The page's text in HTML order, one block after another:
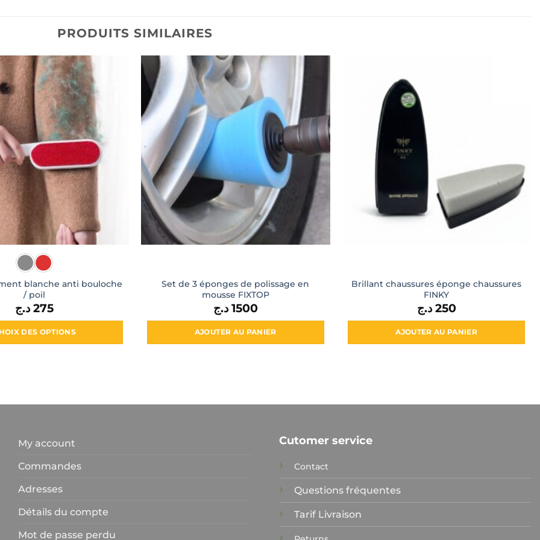
PRODUITS SIMILAIRES
blanche anti bouloche
/ poil
275 د.ج
DES OPTIONS
variations.
peuvent
sur
page
du
Set de 3 éponges de polissage en
mousse FIXTOP
1500 د.ج
AJOUTER AU PANIER
Brillant chaussures éponge chaussures
FINKY
250 د.ج
AJOUTER AU PANIER
My account
Commandes
Adresses
Détails du compte
Mot de passe perdu
Cutomer service
Contact
Questions fréquentes
Tarif Livraison